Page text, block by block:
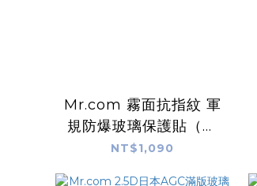
Mr.com 霧面抗指紋 軍
規防爆玻璃保護貼（康
寧玻璃）for iPhone 18
NT$1,090